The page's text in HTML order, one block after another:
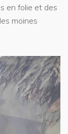
en folie et des
moines